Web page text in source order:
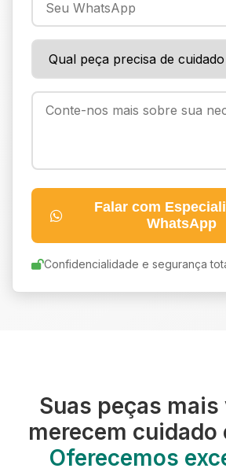
Falar com
WhatsApp
Confidencialidade e segurança
Suas peças
merecem cuidado
Oferecemos